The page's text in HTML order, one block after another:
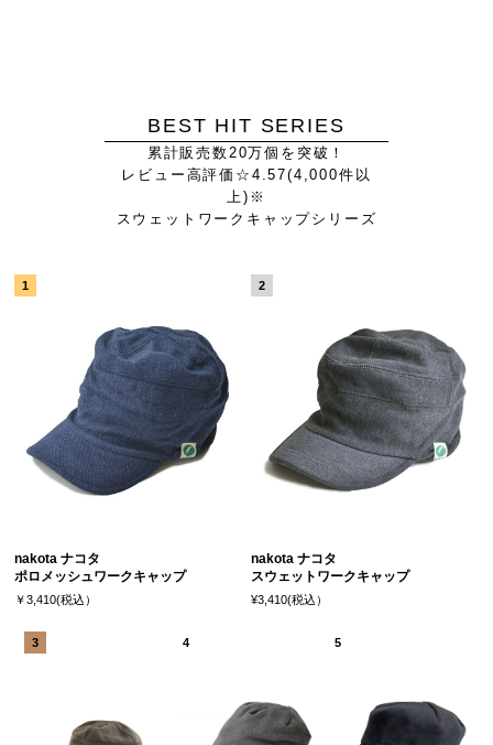
BEST HIT SERIES
累計販売数20万個を突破！
レビュー高評価☆4.57(4,000件以
上)※
スウェットワークキャップシリーズ
nakota ナコタ
ポロメッシュワークキャップ
￥3,410(税込）
nakota ナコタ
スウェットワークキャップ
¥3,410(税込）